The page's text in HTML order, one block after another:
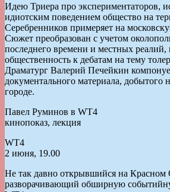
Идею Триера про экспериментаторов,
идиотским поведением общество на
Серебренников примеряет на
Сюжет преобразован с учетом
последнего времени и местных
общественность к дебатам на тему
Драматург Валерий Печейкин
документального материала, добытого
городе.
Павел Руминов в WT4
кинопоказ, лекция
WT4
2 июня, 19.00
Не так давно открывшийся на Красном
разворачивающий обширную